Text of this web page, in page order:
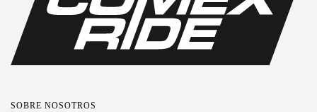
SOBRE NOSOTROS